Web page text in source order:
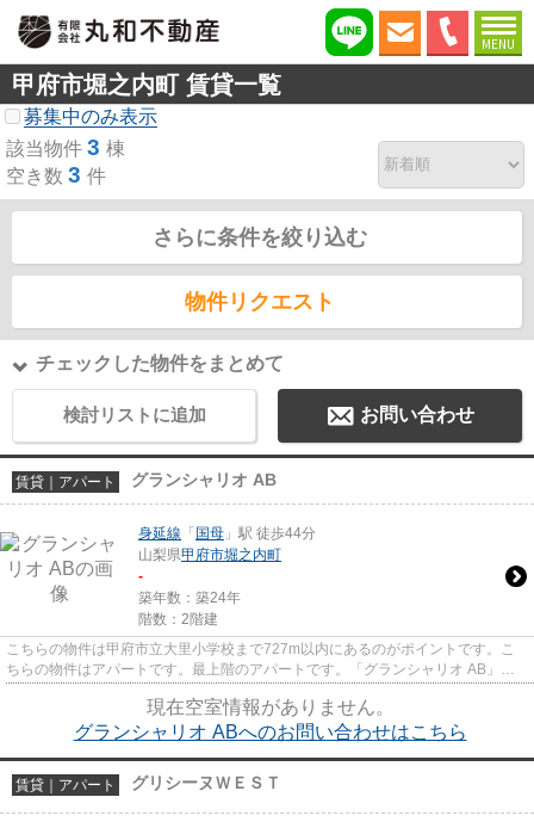
MENU
甲府市堀之内町 賃貸一覧
募集中のみ表示
該当物件 3 棟
空き数 3 件
さらに条件を絞り込む
物件リクエスト
チェックした物件をまとめて
検討リストに追加 お問い合わせ
賃貸｜アパート グランシャリオ AB
身延線 「 国母 」駅 徒歩44分
山梨県甲府市堀之内町
-
築年数：築24年
階数：2階建
こちらの物件は甲府市立大里小学校まで727m以内にあるのがポイントです。こ
ちらの物件はアパートです。最上階のアパートです。「グランシャリオ AB」の
現在空室情報がありません。
グランシャリオ ABへのお問い合わせはこちら
賃貸｜アパート グリシーヌＷＥＳＴ